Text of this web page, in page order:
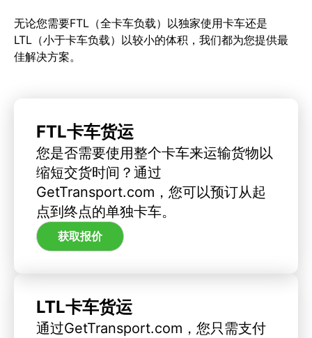
无论您需要FTL（全卡车负载）以独家使用卡车还是
LTL（小于卡车负载）以较小的体积，我们都为您提供最
佳解决方案。
FTL卡车货运
您是否需要使用整个卡车来运输货物以
缩短交货时间？通过
GetTransport.com，您可以预订从起
点到终点的单独卡车。
获取报价
LTL卡车货运
通过GetTransport.com，您只需支付